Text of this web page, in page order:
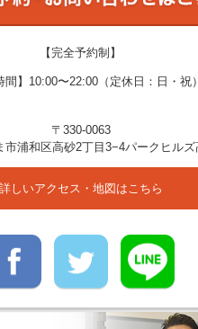
【完全予約制】
間】10:00〜22:00（定休日：日・祝）
〒330-0063
市浦和区高砂2丁目3−4パークヒルズ
詳しいアクセス・地図はこちら